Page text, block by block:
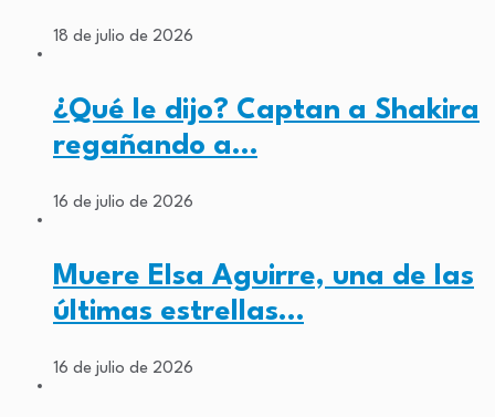
18 de julio de 2026
¿Qué le dijo? Captan a Shakira
regañando a…
16 de julio de 2026
Muere Elsa Aguirre, una de las
últimas estrellas…
16 de julio de 2026